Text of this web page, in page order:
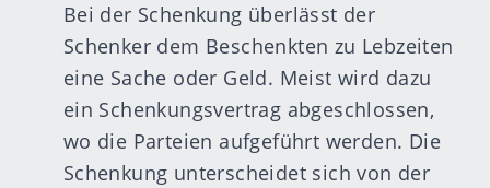
Bei der Schenkung überlässt der
Schenker dem Beschenkten zu Lebzeiten
eine Sache oder Geld. Meist wird dazu
ein Schenkungsvertrag abgeschlossen,
wo die Parteien aufgeführt werden. Die
Schenkung unterscheidet sich von der